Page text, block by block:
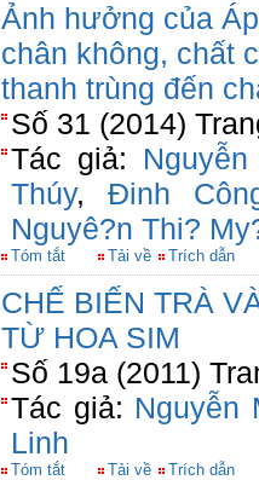
Ảnh hưởng của
chân không, chất
thanh trùng đến
Số 31 (2014)
Tác giả:
Thúy, Đinh
Nguyê?n Thi?
Tóm tắt Tải về Trích dẫn
CHẾ BIẾN TRÀ
TỪ HOA SIM
Số 19a (2011)
Tác giả: Nguyễn
Linh
Tóm tắt Tải về Trích dẫn